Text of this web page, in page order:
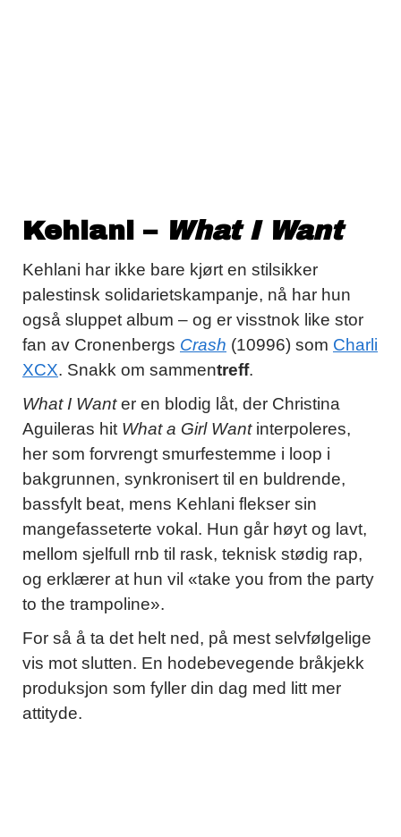
Kehlani – What I Want
Kehlani har ikke bare kjørt en stilsikker
palestinsk solidarietskampanje, nå har hun
også sluppet album – og er visstnok like stor
fan av Cronenbergs Crash (10996) som Charli
XCX. Snakk om sammentreff.
What I Wanter en blodig låt, der Christina
Aguileras hit What a Girl Wantinterpoleres,
her som forvrengt smurfestemme i loop i
bakgrunnen, synkronisert til en buldrende,
bassfylt beat, mens Kehlani flekser sin
mangefasseterte vokal. Hun går høyt og lavt,
mellom sjelfull rnb til rask, teknisk stødig rap,
og erklærer at hun vil «take you from the party
to the trampoline».
For så å ta det helt ned, på mest selvfølgelige
vis mot slutten. En hodebevegende bråkjekk
produksjon som fyller din dag med litt mer
attityde.